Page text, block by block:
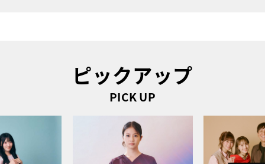
ピックアップ
PICK UP